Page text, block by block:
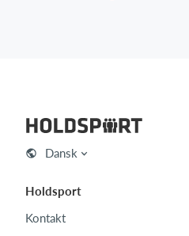
Dansk
Holdsport
Kontakt